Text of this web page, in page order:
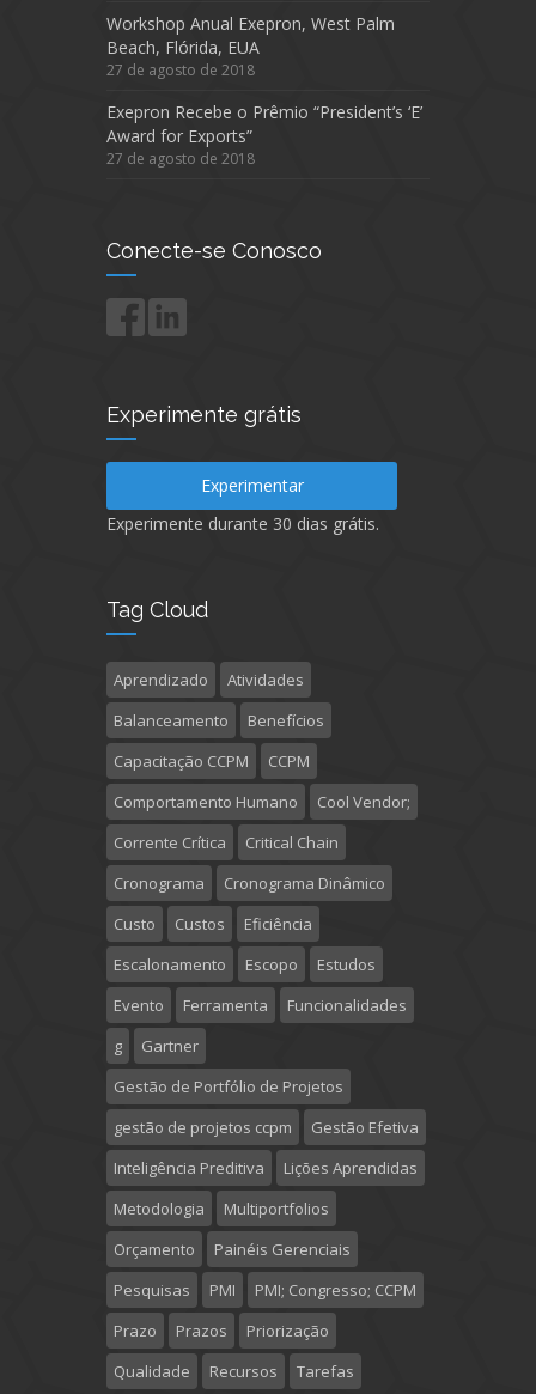
Workshop Anual Exepron, West Palm
Beach, Flórida, EUA
27 de agosto de 2018
Exepron Recebe o Prêmio “President’s ‘E’
Award for Exports”
27 de agosto de 2018
Conecte-se Conosco
Experimente grátis
Experimentar
Experimente durante 30 dias grátis.
Tag Cloud
Aprendizado
Atividades
Balanceamento
Benefícios
Capacitação CCPM
CCPM
Comportamento Humano
Cool Vendor;
Corrente Crítica
Critical Chain
Cronograma
Cronograma Dinâmico
Custo
Custos
Eficiência
Escalonamento
Escopo
Estudos
Evento
Ferramenta
Funcionalidades
g
Gartner
Gestão de Portfólio de Projetos
gestão de projetos ccpm
Gestão Efetiva
Inteligência Preditiva
Lições Aprendidas
Metodologia
Multiportfolios
Orçamento
Painéis Gerenciais
Pesquisas
PMI
PMI; Congresso; CCPM
Prazo
Prazos
Priorização
Qualidade
Recursos Tarefas